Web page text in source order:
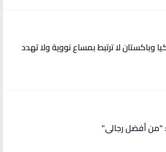
وباكستان لا ترتبط بمساع نووية ولا تهدد
"من أفضل رجالي"